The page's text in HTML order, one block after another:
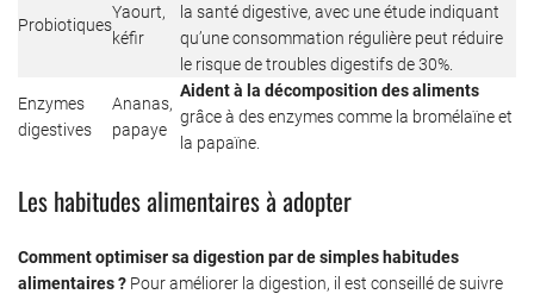
Probiotiques
Yaourt,
kéfir
la santé digestive, avec une étude indiquant
qu’une consommation régulière peut réduire
le risque de troubles digestifs de 30%.
Enzymes
digestives
Ananas,
papaye
Aident à la décomposition des aliments
grâce à des enzymes comme la bromélaïne et
la papaïne.
Les habitudes alimentaires à adopter
Comment optimiser sa digestion par de simples habitudes
alimentaires ? Pour améliorer la digestion, il est conseillé de suivre